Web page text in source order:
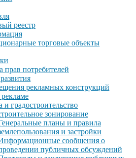
реестр
торговые объекты
прав потребителей
рекламных конструкций
и градостроительство
зонирование
планы и правила
и застройки
сообщения о
публичных обсуждений